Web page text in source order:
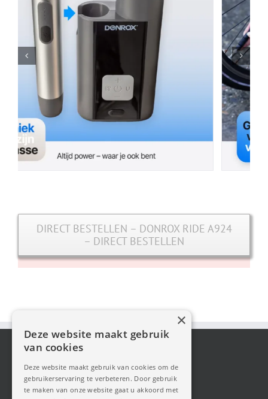
DIRECT BESTELLEN – DONROX RIDE A924
– DIRECT BESTELLEN
Deze website maakt gebruik
van cookies
Deze website maakt gebruik van cookies om de
gebruikerservaring te verbeteren. Door gebruik
te maken van onze website gaat u akkoord met
×